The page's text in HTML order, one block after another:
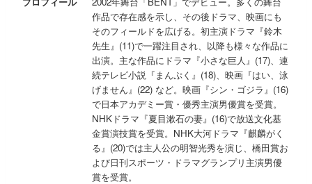
作品で存在感を示し、その後ドラマ、映画にも
そのフィールドを広げる。初主演ドラマ『鈴木
先生』(11)で一躍注目され、以降も様々な作品に
出演。主な作品にドラマ『小さな巨人』(17)、連
続テレビ小説『まんぷく』(18)、映画『はい、泳
げません』(22) など。映画『シン・ゴジラ』(16)
で日本アカデミー賞・優秀主演男優賞を受賞。
NHKドラマ『夏目漱石の妻』(16)で放送文化基
金賞演技賞を受賞。NHK大河ドラマ『麒麟がく
る』(20)では主人公の明智光秀を演じ、橋田賞お
よび日刊スポーツ・ドラマグランプリ主演男優
賞を受賞。